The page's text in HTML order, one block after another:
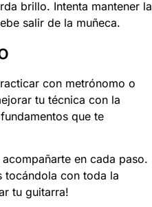
brillo. Intenta mantener la
salir de la muñeca.
con metrónomo o
tu técnica con la
que te
en cada paso.
tocándola con toda la
tu guitarra!